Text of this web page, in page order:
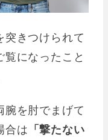
突きつけられて
になったこと
を肘でまげて
合は 「撃たない